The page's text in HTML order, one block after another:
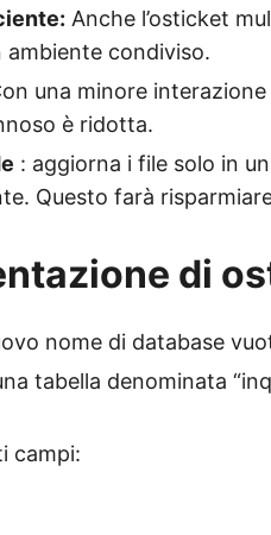
Anche l’osticket
ambiente condiviso.
una minore
è ridotta.
: aggiorna i file solo in
Questo farà
di
nome di database
tabella denominata
campi: